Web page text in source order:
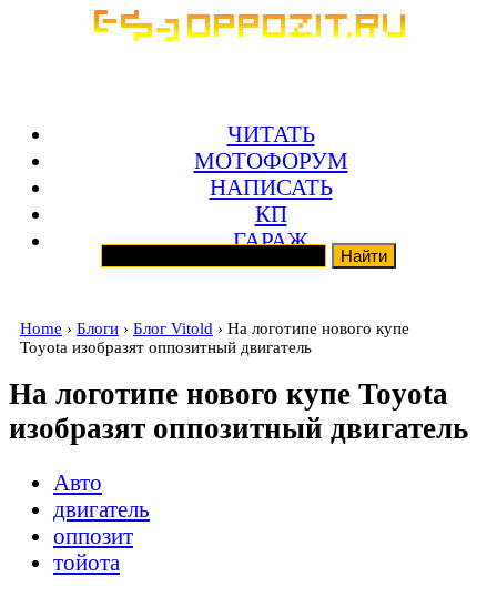
ЧИТАТЬ
МОТОФОРУМ
НАПИСАТЬ
КП
ГАРАЖ
Home › Блоги › Блог Vitold › На логотипе нового купе
Toyota изобразят оппозитный двигатель
На логотипе нового купе Toyota
изобразят оппозитный двигатель
Авто
двигатель
оппозит
тойота